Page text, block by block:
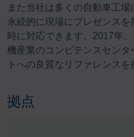
また当社は多くの自動車工場
永続的に現場にプレゼンス
時に対応できます。2017年
機産業のコンピテンスセン
トへの良質なリファレンスを
拠点